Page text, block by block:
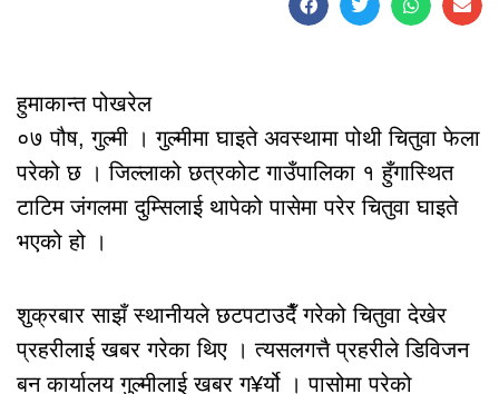
हुमाकान्त पोखरेल
०७ पौष, गुल्मी । गुल्मीमा घाइते अवस्थामा पोथी चितुवा फेला
परेको छ । जिल्लाको छत्रकोट गाउँपालिका १ हुँगास्थित
टाटिम जंगलमा दुम्सिलाई थापेको पासेमा परेर चितुवा घाइते
भएको हो ।
शुक्रबार साझँ स्थानीयले छटपटाउदैँ गरेको चितुवा देखेर
प्रहरीलाई खबर गरेका थिए । त्यसलगत्तै प्रहरीले डिविजन
बन कार्यालय गुल्मीलाई खबर ग¥र्यो । पासोमा परेको